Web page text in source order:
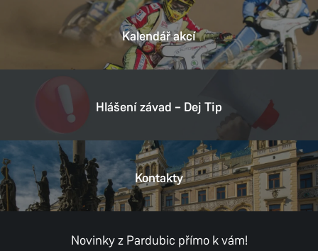
Štrossova 44
53021 Pardubice
E-mail: monika.samek@mmp.cz
00274046
Provozní doba
Pondělí
8:00–11:00, 12:00–17:00
8:00–11:00, 12:00–17:00
Kalendář akcí
Hlášení závad – Dej Tip
Kontakty
Novinky z Pardubic přímo k vám!